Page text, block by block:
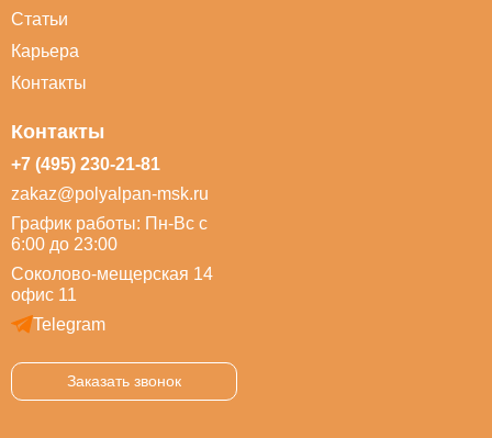
Статьи
Карьера
Контакты
Контакты
+7 (495) 230-21-81
zakaz@polyalpan-msk.ru
График работы: Пн-Вс с
6:00 до 23:00
Соколово-мещерская 14
офис 11
Telegram
Заказать звонок